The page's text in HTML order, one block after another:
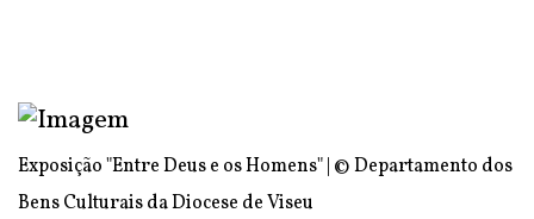
Exposição "Entre Deus e os Homens" | © Departamento dos
Bens Culturais da Diocese de Viseu